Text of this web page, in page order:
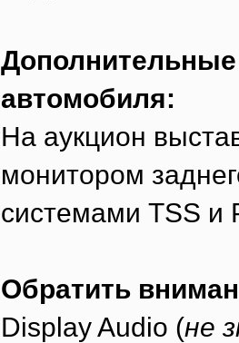
автомобиля:
На аукцион
монитором
системами TSS и
Обратить
Display Audio (не